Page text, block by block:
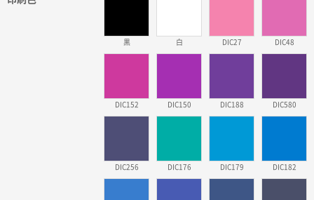
黒 白 DIC27 DIC48
DIC152 DIC150 DIC188 DIC580
DIC256 DIC176 DIC179 DIC182